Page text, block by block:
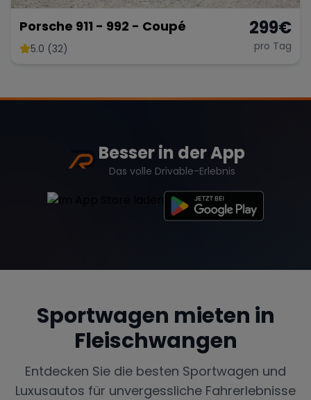
Porsche 911 - 992 - Coupé
5.0 (32)
299€
pro Tag
Besser in der App
Das volle Drivable-Erlebnis
Sportwagen mieten in
Fleischwangen
Entdecken Sie die besten Sportwagen und
Luxusautos für unvergessliche Fahrerlebnisse